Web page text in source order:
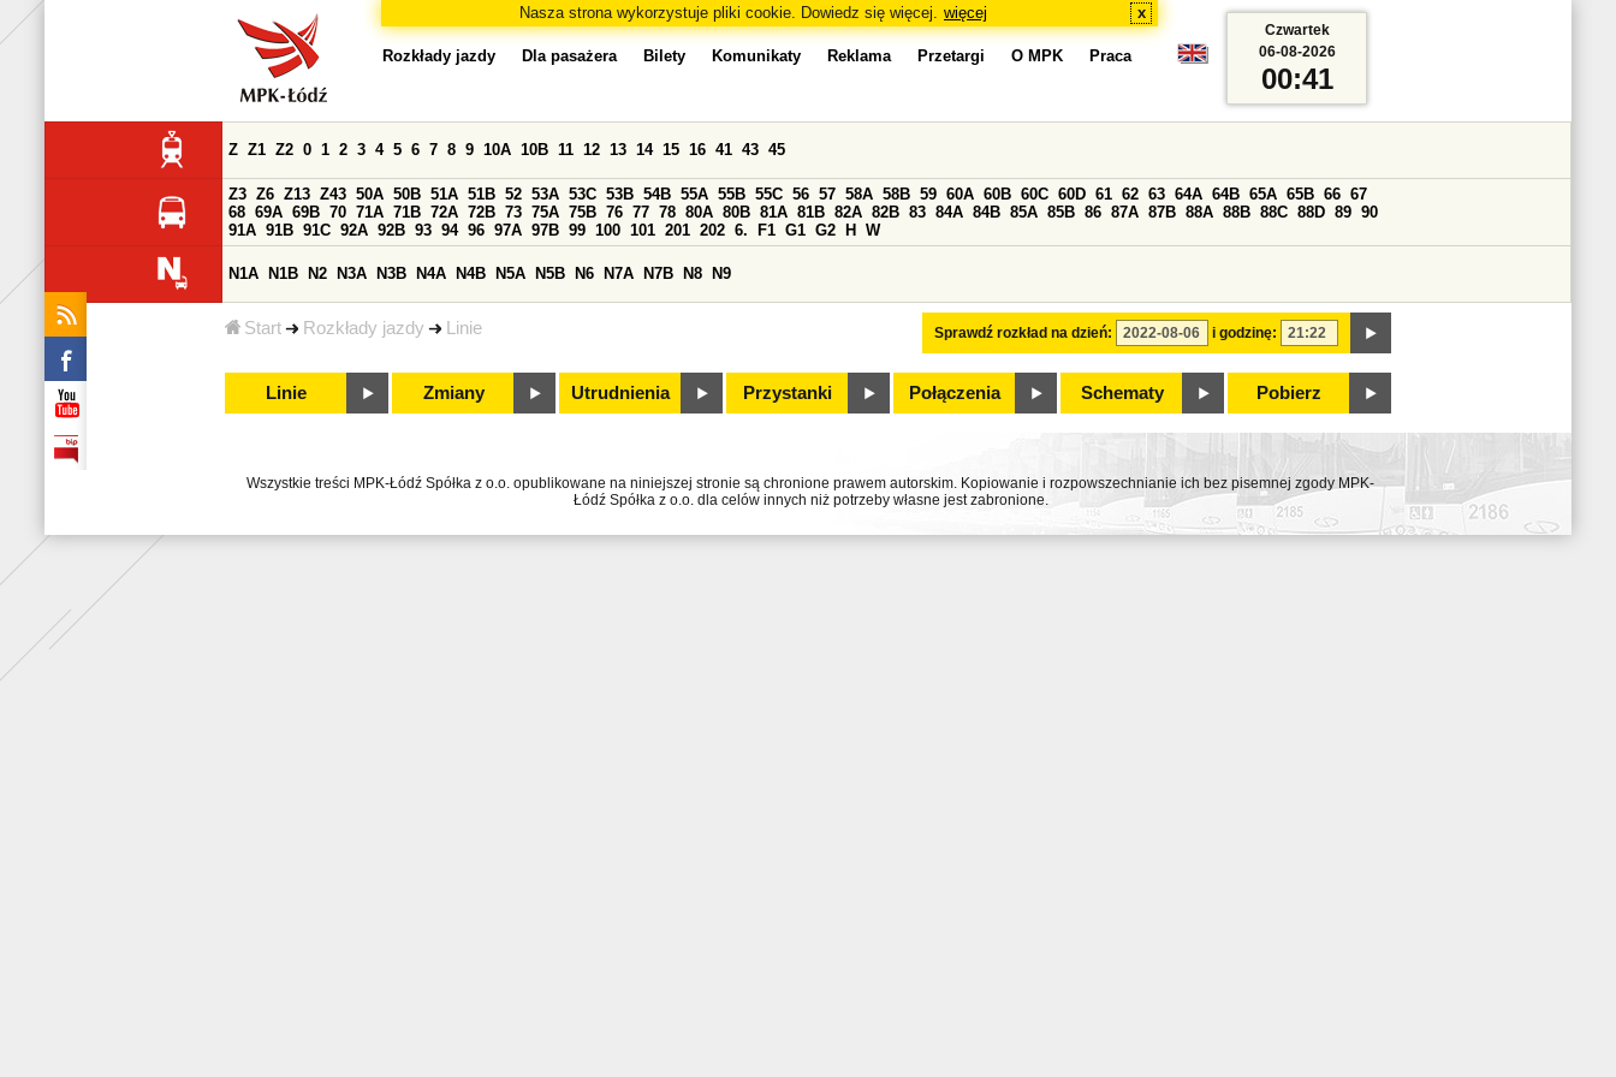
Nasza strona wykorzystuje pliki cookie. Dowiedz się więcej. więcej x
Start Rozkłady jazdy Linie
Rozkłady jazdy Dla pasażera Bilety Komunikaty Reklama Przetargi O MPK Praca
Sprawdź rozkład na dzień: i godzinę:
Z Z1 Z2 0 1 2 3 4 5 6 7 8 9 10A 10B 11 12 13 14 15 16 41 43 45
Z3 Z6 Z13 Z43 50A 50B 51A 51B 52 53A 53C 53B 54B 55A 55B 55C 56 57 58A 58B 59 60A 60B 60C 60D 61 62 63 64A 64B 65A 65B 66 67
68 69A 69B 70 71A 71B 72A 72B 73 75A 75B 76 77 78 80A 80B 81A 81B 82A 82B 83 84A 84B 85A 85B 86 87A 87B 88A 88B 88C 88D 89 90
91A 91B 91C 92A 92B 93 94 96 97A 97B 99 100 101 201 202 6. F1 G1 G2 H W
N1A N1B N2 N3A N3B N4A N4B N5A N5B N6 N7A N7B N8 N9
Linie Zmiany Utrudnienia Przystanki Połączenia Schematy Pobierz
Czwartek
06-08-2026
00:41
Wszystkie treści MPK-Łódź Spółka z o.o. opublikowane na niniejszej stronie są chronione prawem autorskim. Kopiowanie i rozpowszechnianie ich bez pisemnej zgody MPK-
Łódź Spółka z o.o. dla celów innych niż potrzeby własne jest zabronione.